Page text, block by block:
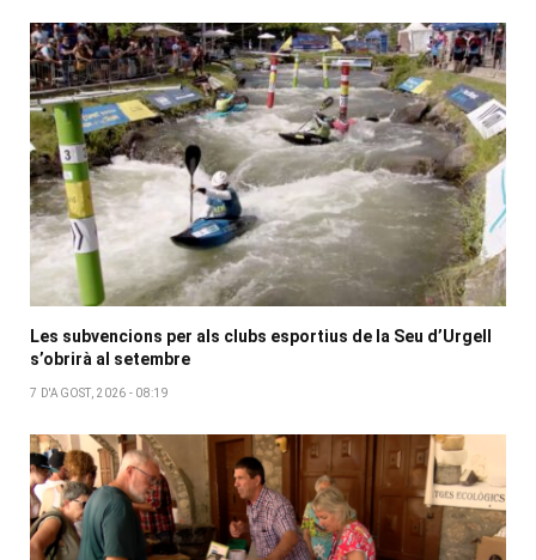
Les subvencions per als clubs esportius de la Seu d’Urgell
s’obrirà al setembre
7 D'AGOST, 2026 - 08:19